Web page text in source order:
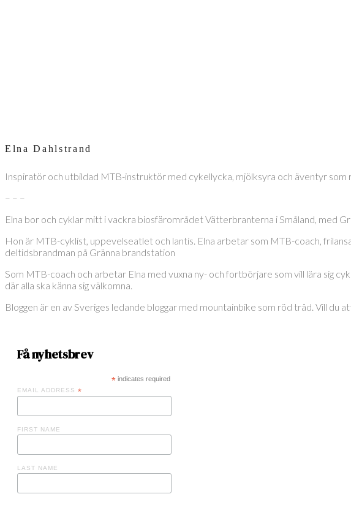
Elna Dahlstrand
Inspiratör och utbildad MTB-instruktör med cykellycka, mjölksyra och äventyr som
– – –
Elna bor och cyklar mitt i vackra biosfärområdet Vätterbranterna i Småland, med
Hon är MTB-cyklist, uppevelseatlet och lantis. Elna arbetar som MTB-coach,
deltidsbrandman på Gränna brandstation
Som MTB-coach och arbetar Elna med vuxna ny- och fortbörjare som vill lära sig
där alla ska känna sig välkomna.
Bloggen är en av Sveriges ledande bloggar med mountainbike som röd tråd. Vill
Få nyhetsbrev
*indicates required
EMAIL ADDRESS *
FIRST NAME
LAST NAME